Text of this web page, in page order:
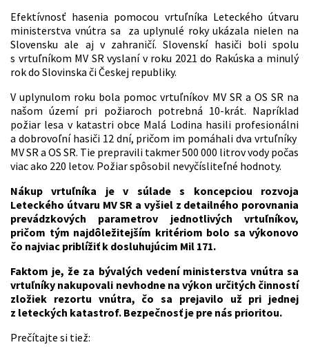
Efektívnosť hasenia pomocou vrtuľníka Leteckého útvaru
ministerstva vnútra sa za uplynulé roky ukázala nielen na
Slovensku ale aj v zahraničí. Slovenskí hasiči boli spolu
s vrtuľníkom MV SR vyslaní v roku 2021 do Rakúska a minulý
rok do Slovinska či Českej republiky.
V uplynulom roku bola pomoc vrtuľníkov MV SR a OS SR na
našom území pri požiaroch potrebná 10-krát. Napríklad
požiar lesa v katastri obce Malá Lodina hasili profesionálni
a dobrovoľní hasiči 12 dní, pričom im pomáhali dva vrtuľníky
MV SR a OS SR. Tie prepravili takmer 500 000 litrov vody počas
viac ako 220 letov. Požiar spôsobil nevyčísliteľné hodnoty.
Nákup vrtuľníka je v súlade s koncepciou rozvoja
Leteckého útvaru MV SR a vyšiel z detailného porovnania
prevádzkových parametrov jednotlivých vrtuľníkov,
pričom tým najdôležitejším kritériom bolo sa výkonovo
čo najviac priblížiť k dosluhujúcim Mil 171.
Faktom je, že za bývalých vedení ministerstva vnútra sa
vrtuľníky nakupovali nevhodne na výkon určitých činností
zložiek rezortu vnútra, čo sa prejavilo už pri jednej
z leteckých katastrof. Bezpečnosť je pre nás prioritou.
Prečítajte si tiež: